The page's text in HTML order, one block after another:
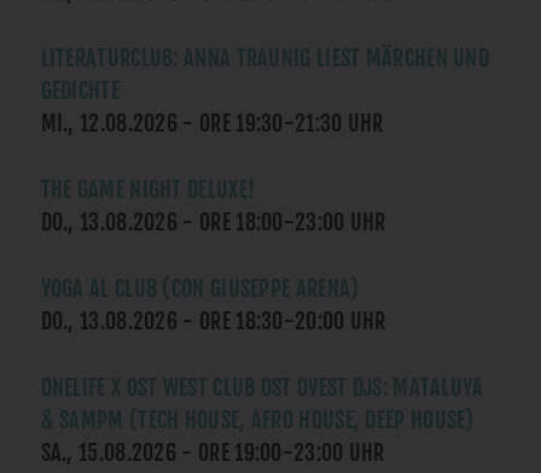
LITERATURCLUB: ANNA TRAUNIG LIEST MÄRCHEN UND
GEDICHTE
MI., 12.08.2026 - ORE 19:30-21:30 UHR
THE GAME NIGHT DELUXE!
DO., 13.08.2026 - ORE 18:00-23:00 UHR
YOGA AL CLUB (CON GIUSEPPE ARENA)
DO., 13.08.2026 - ORE 18:30-20:00 UHR
ONELIFE X OST WEST CLUB OST OVEST DJS: MATALUYA
& SAMPM (TECH HOUSE, AFRO HOUSE, DEEP HOUSE)
SA., 15.08.2026 - ORE 19:00-23:00 UHR